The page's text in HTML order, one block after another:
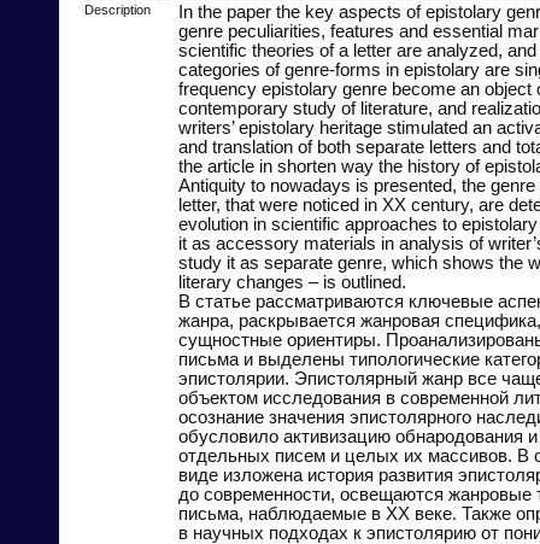
Description
In the paper the key aspects of epistolary
genre peculiarities, features and essential
scientific theories of a letter are analyzed,
categories of genre-forms in epistolary are
frequency epistolary genre become an object
contemporary study of literature, and
writers’ epistolary heritage stimulated an
and translation of both separate letters and
the article in shorten way the history of
Antiquity to nowadays is presented, the
letter, that were noticed in XX century, are
evolution in scientific approaches to
it as accessory materials in analysis of
study it as separate genre, which shows the
literary changes – is outlined.
В статье рассматриваются ключевые
жанра, раскрывается жанровая
сущностные ориентиры.
письма и выделены типологические
эпистолярии. Эпистолярный жанр все
объектом исследования в современной
осознание значения эпистолярного
обусловило активизацию обнародования
отдельных писем и целых их массивов. В
виде изложена история развития
до современности, освещаются жанровые
письма, наблюдаемые в ХХ веке. Также
в научных подходах к эпистолярию от